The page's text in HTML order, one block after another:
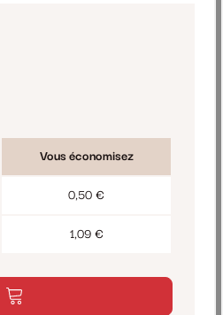
Vous économisez
0,50 €
1,09 €